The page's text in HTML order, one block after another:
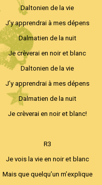
Daltonien de la vie
J’y apprendrai à mes dépens
Dalmatien de la nuit
Je crèverai en noir et blanc
Daltonien de la vie
J’y apprendrai à mes dépens
Dalmatien de la nuit
Je crèverai en noir et blanc!
R3
Je vois la vie en noir et blanc
Mais que quelqu’un m’explique